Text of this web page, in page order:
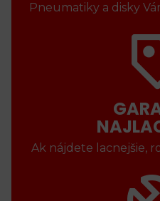
Pneumatiky a disky
Ak nájdete lacnejšie,